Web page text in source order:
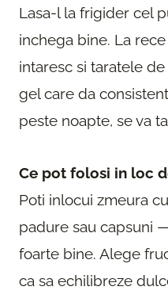
Lasa-l la frigider cel
inchega bine. La
intaresc si taratele
gel care da
peste noapte, se va
Ce pot folosi in loc
Poti inlocui zmeura
padure sau capsuni
foarte bine. Alege
ca sa echilibreze